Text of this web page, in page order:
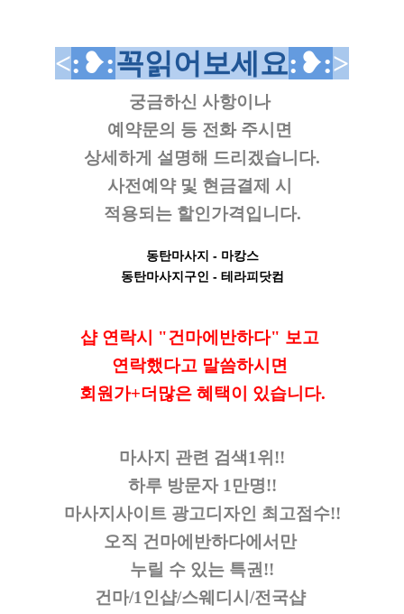
<:❥:꼭읽어보세요:❥:>
궁금하신 사항이나
예약문의 등 전화 주시면
상세하게 설명해 드리겠습니다.
사전예약 및 현금결제 시
적용되는 할인가격입니다.
동탄마사지 - 마캉스
동탄마사지구인 - 테라피닷컴
샵 연락시 "건마에반하다" 보고
연락했다고 말씀하시면
회원가+더많은 혜택이 있습니다.
마사지 관련 검색1위!!
하루 방문자 1만명!!
마사지사이트 광고디자인 최고점수!!
오직 건마에반하다에서만
누릴 수 있는 특권!!
건마/1인샵/스웨디시/전국샵